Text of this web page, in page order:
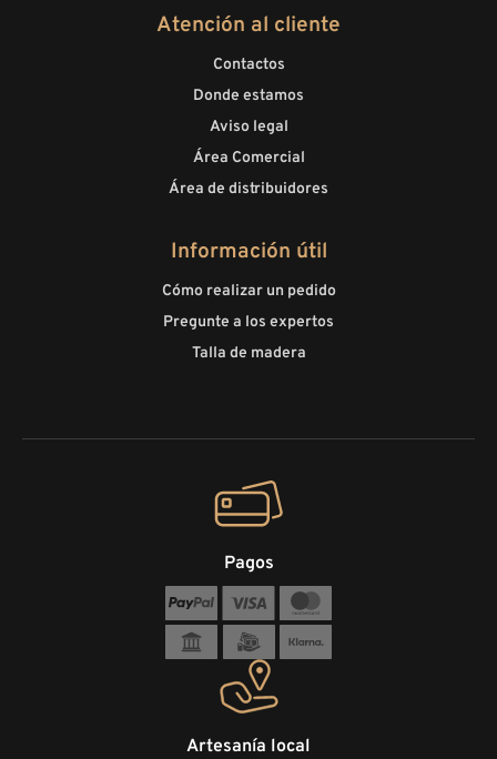
Atención al cliente
Contactos
Donde estamos
Aviso legal
Área Comercial
Área de distribuidores
Información útil
Cómo realizar un pedido
Pregunte a los expertos
Talla de madera
Artesanía local
Pagos